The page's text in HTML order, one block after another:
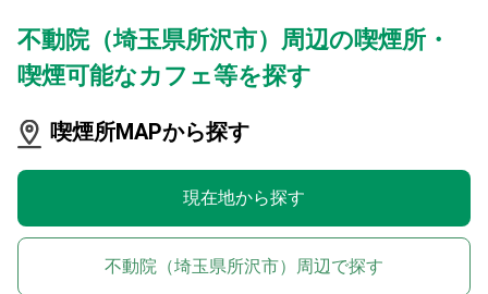
不動院（埼玉県所沢市）周辺の喫煙所・
喫煙可能なカフェ等を探す
喫煙所MAPから探す
現在地から探す
不動院（埼玉県所沢市）周辺で探す